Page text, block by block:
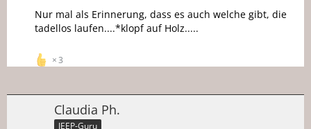
Nur mal als Erinnerung, dass es auch welche gibt, die
tadellos laufen....*klopf auf Holz.....
3
Claudia Ph.
JEEP-Guru